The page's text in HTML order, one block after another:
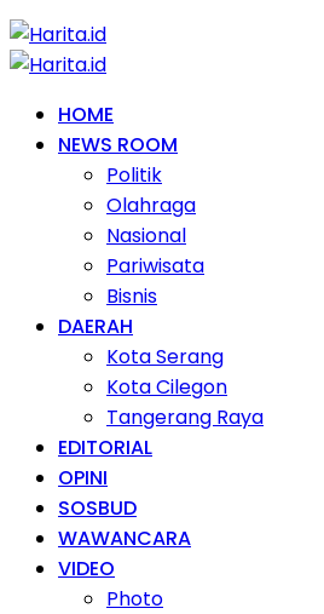
HOME
NEWS ROOM
Politik
Olahraga
Nasional
Pariwisata
Bisnis
DAERAH
Kota Serang
Kota Cilegon
Tangerang Raya
EDITORIAL
OPINI
SOSBUD
WAWANCARA
VIDEO
Photo